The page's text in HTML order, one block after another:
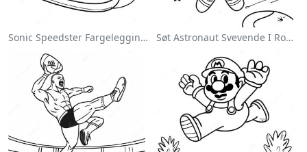
Sonic Speedster Fargeleggingsside Søt Astronaut Svevende I Rommet Fargeleggingsside